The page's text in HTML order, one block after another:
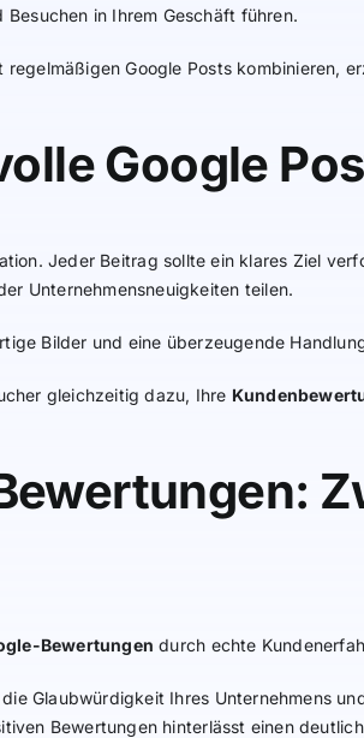
in Ihrem Geschäft führen.
regelmäßigen Google Posts kombinieren,
Google
Jeder Beitrag sollte ein klares Ziel
Unternehmensneuigkeiten teilen.
Bilder und eine überzeugende
gleichzeitig dazu, Ihre
Bewertungen durch echte
Glaubwürdigkeit Ihres Unternehmens
Bewertungen hinterlässt einen